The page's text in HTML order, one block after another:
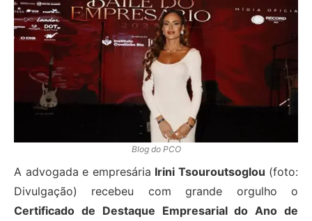
Blog do PCO
A advogada e empresária Irini Tsouroutsoglou (foto:
Divulgação) recebeu com grande orgulho o
Certificado de Destaque Empresarial do Ano de